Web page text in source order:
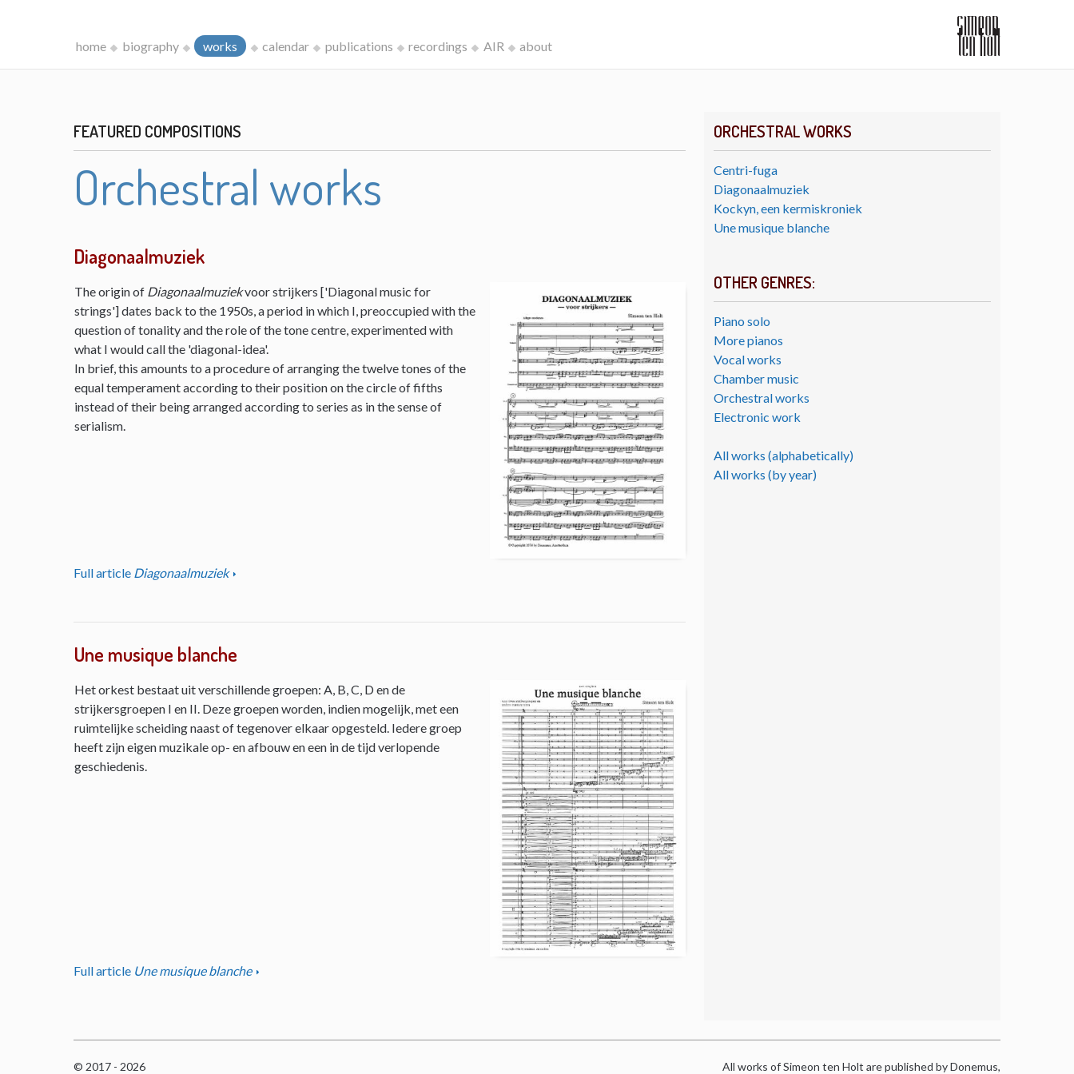
home biography works calendar publications recordings AIR about
ORCHESTRAL WORKS
Centri-fuga
Diagonaalmuziek
Kockyn, een kermiskroniek
Une musique blanche
OTHER GENRES:
Piano solo
More pianos
Vocal works
Chamber music
Orchestral works
Electronic work
All works (alphabetically)
All works (by year)
FEATURED COMPOSITIONS
Orchestral works
Diagonaalmuziek
The origin of Diagonaalmuziekvoor strijkers ['Diagonal music for
strings'] dates back to the 1950s, a period in which I, preoccupied with the
question of tonality and the role of the tone centre, experimented with
what I would call the 'diagonal-idea'.
In brief, this amounts to a procedure of arranging the twelve tones of the
equal temperament according to their position on the circle of fifths
instead of their being arranged according to series as in the sense of
serialism.
Full article Diagonaalmuziek
Une musique blanche
Het orkest bestaat uit verschillende groepen: A, B, C, D en de
strijkersgroepen I en II. Deze groepen worden, indien mogelijk, met een
ruimtelijke scheiding naast of tegenover elkaar opgesteld. Iedere groep
heeft zijn eigen muzikale op- en afbouw en een in de tijd verlopende
geschiedenis.
Full article Une musique blanche
© 2017 - 2026 All works of Simeon ten Holt are published by Donemus,